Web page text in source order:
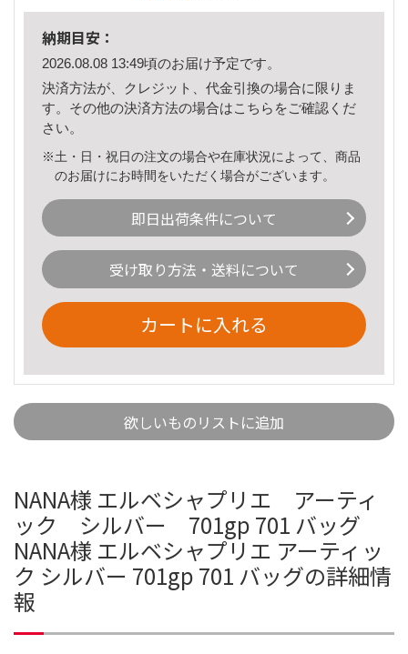
納期目安：
2026.08.08 13:49頃のお届け予定です。
決済方法が、クレジット、代金引換の場合に限りま
す。その他の決済方法の場合はこちら をご確認くだ
さい。
※土・日・祝日の注文の場合や在庫状況によって、商品
のお届けにお時間をいただく場合がございます。
即日出荷条件について
受け取り方法・送料について
カートに入れる
欲しいものリストに追加
NANA様 エルベシャプリエ アーティ
ック シルバー 701gp 701 バッグ
NANA様 エルベシャプリエ アーティッ
ク シルバー 701gp 701 バッグの詳細情
報